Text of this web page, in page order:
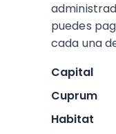
puedes
cada una
Capital
Cuprum
Habitat